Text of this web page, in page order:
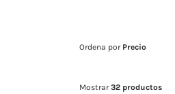
Ordena por Precio
Mostrar32 productos